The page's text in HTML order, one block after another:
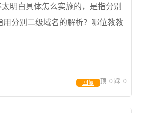
明白具体怎么实施的，是指分别
用分别二级域名的解析？哪位教教
顶: 0 踩: 0
回复